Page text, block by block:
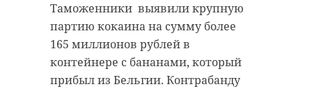
Таможенники выявили крупную
партию кокаина на сумму более
165 миллионов рублей в
контейнере с бананами, который
прибыл из Бельгии. Контрабанду